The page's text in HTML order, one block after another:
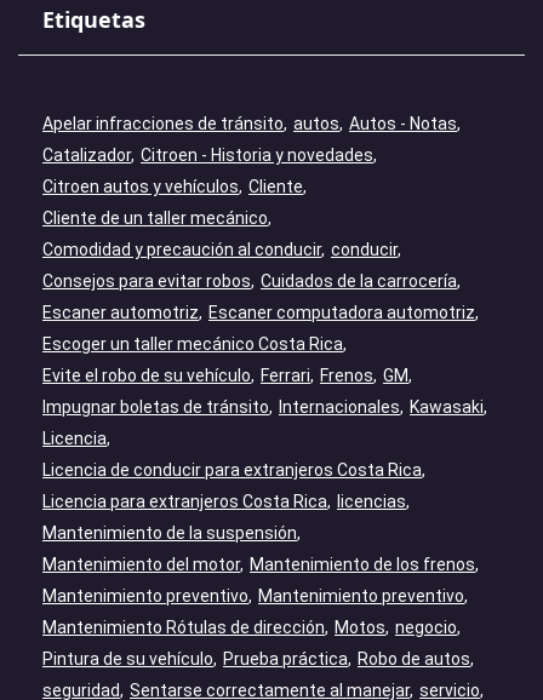
Etiquetas
Apelar infracciones de tránsito autos Autos - Notas
Catalizador Citroen - Historia y novedades
Citroen autos y vehículos Cliente
Cliente de un taller mecánico
Comodidad y precaución al conducir conducir
Consejos para evitar robos Cuidados de la carrocería
Escaner automotriz
Escaner computadora automotriz
Escoger un taller mecánico Costa Rica
Evite el robo de su vehículo
Ferrari Frenos GM
Impugnar boletas de tránsito
Internacionales
Kawasaki
Licencia
Licencia de conducir para extranjeros Costa Rica
Licencia para extranjeros Costa Rica
licencias
Mantenimiento de la suspensión
Mantenimiento del motor
Mantenimiento de los frenos
Mantenimiento preventivo
Mantenimiento preventivo
Mantenimiento Rótulas de dirección
Motos negocio
Pintura de su vehículo
Prueba práctica
Robo de autos
seguridad
Sentarse correctamente al manejar servicio